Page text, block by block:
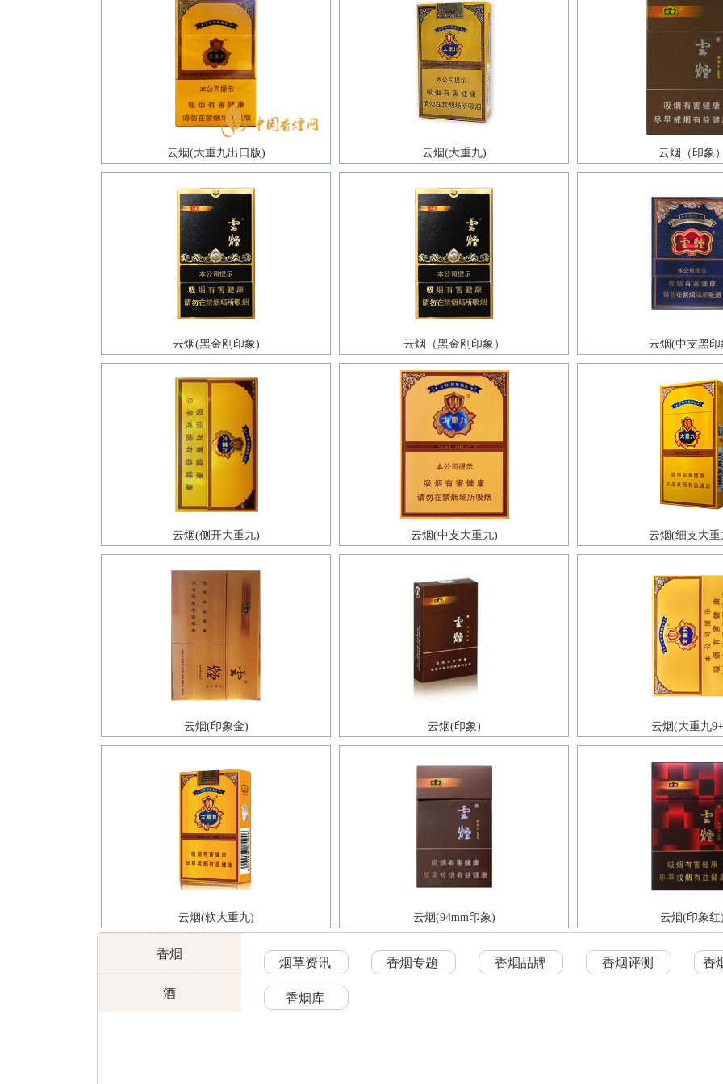
云烟(大重九出口版) 云烟(大重九) 云烟（印象
云烟(黑金刚印象) 云烟（黑金刚印象） 云烟(中支黑印
云烟(侧开大重九) 云烟(中支大重九) 云烟(细支大重
云烟(印象金) 云烟(印象) 云烟(大重九
云烟(软大重九) 云烟(94mm印象) 云烟(印象红
香烟
酒
烟草资讯 香烟专题 香烟品牌 香烟评测 香
香烟库